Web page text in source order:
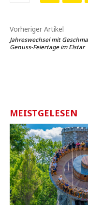
Vorheriger Artikel
Jahreswechsel mit
Genuss-Feiertage im Elstar
MEISTGELESEN